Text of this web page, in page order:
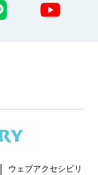
ウェブアクセシビリ